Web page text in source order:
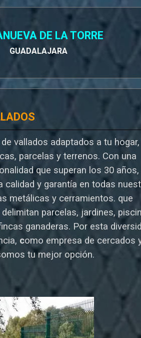
DE LA TORRE
GUADALAJARA
vallados adaptados a tu hogar,
parcelas y terrenos. Con una
que superan los 30 años,
calidad y garantía en todas
metálicas y cerramientos. que
parcelas, jardines,
ganaderas. Por esta
como empresa de cercados
tu mejor opción.